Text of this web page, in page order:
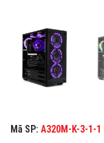
Mã SP: A320M-K-3-1-1